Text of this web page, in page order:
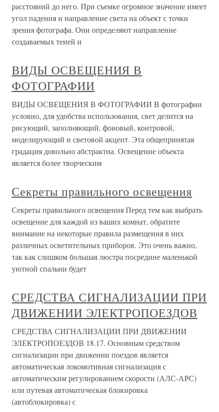
расстояний до него. При съемке огромное значение имеет
угол падения и направление света на объект с точки
зрения фотографа. Они определяют направление
создаваемых теней и
ВИДЫ ОСВЕЩЕНИЯ В
ФОТОГРАФИИ
ВИДЫ ОСВЕЩЕНИЯ В ФОТОГРАФИИ В фотографии
условно, для удобства использования, свет делится на
рисующий, заполняющий, фоновый, контровой,
моделирующий и световой акцент. Эта общепринятая
градация довольно абстрактна. Освещение объекта
является более творческим
Секреты правильного освещения
Секреты правильного освещения Перед тем как выбрать
освещение для каждой из ваших комнат, обратите
внимание на некоторые правила размещения в них
различных осветительных приборов. Это очень важно,
так как слишком большая люстра посредине маленькой
уютной спальни будет
СРЕДСТВА СИГНАЛИЗАЦИИ ПРИ
ДВИЖЕНИИ ЭЛЕКТРОПОЕЗДОВ
СРЕДСТВА СИГНАЛИЗАЦИИ ПРИ ДВИЖЕНИИ
ЭЛЕКТРОПОЕЗДОВ 18.17. Основным средством
сигнализации при движении поездов является
автоматическая локомотивная сигнализация с
автоматическим регулированием скорости (АЛС-АРС)
или путевая автоматическая блокировка
(автоблокировка) с